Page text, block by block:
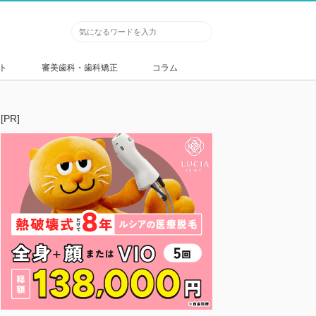
審美歯科・歯科矯正 コラム
[PR]